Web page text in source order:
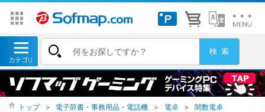
トップ ＞ 電子辞書・事務用品・電話機 ＞ 電卓 ＞ 関数電卓